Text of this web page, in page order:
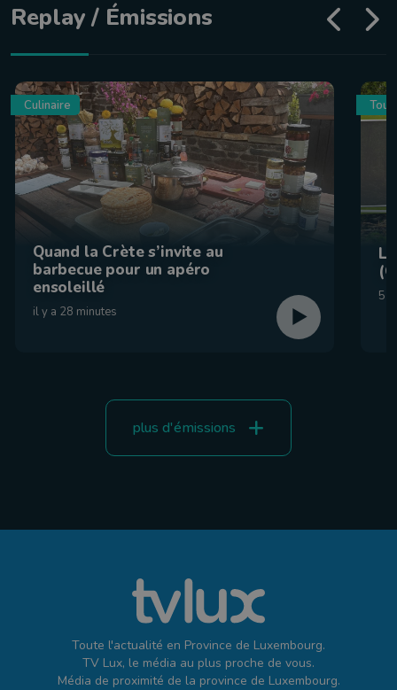
Replay / Émissions
Culinaire
Quand la Crète s’invite au
barbecue pour un apéro
ensoleillé
il y a 28 minutes
5
plus d'émissions
Toute l'actualité en Province de Luxembourg.
TV Lux, le média au plus proche de vous.
Média de proximité de la province de Luxembourg.